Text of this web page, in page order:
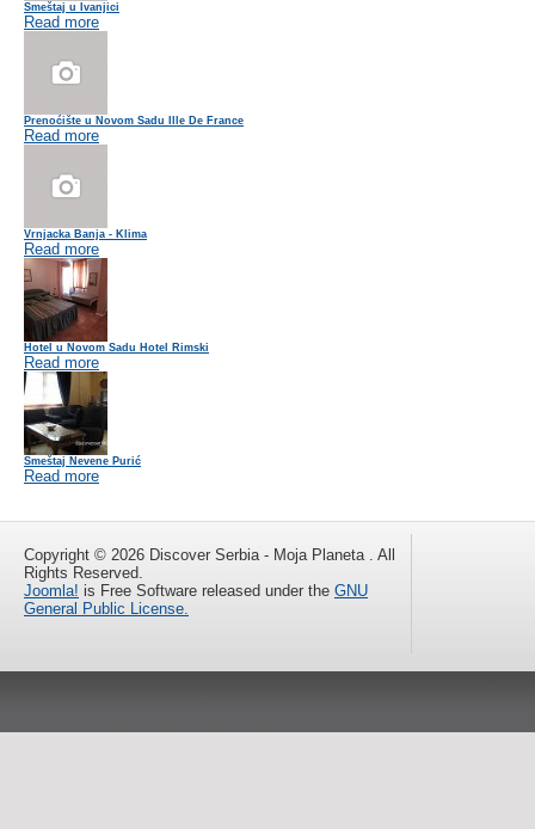
Smeštaj u Ivanjici
Read more
Prenoćište u Novom Sadu Ille De France
Read more
Vrnjacka Banja - Klima
Read more
Hotel u Novom Sadu Hotel Rimski
Read more
Smeštaj Nevene Purić
Read more
Copyright © 2026 Discover Serbia - Moja Planeta . All
Rights Reserved.
Joomla! is Free Software released under the GNU
General Public License.